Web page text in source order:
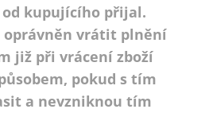
kupujícího přijal.
oprávněn vrátit plnění
již při vrácení zboží
pokud s tím
a nevzniknou tím